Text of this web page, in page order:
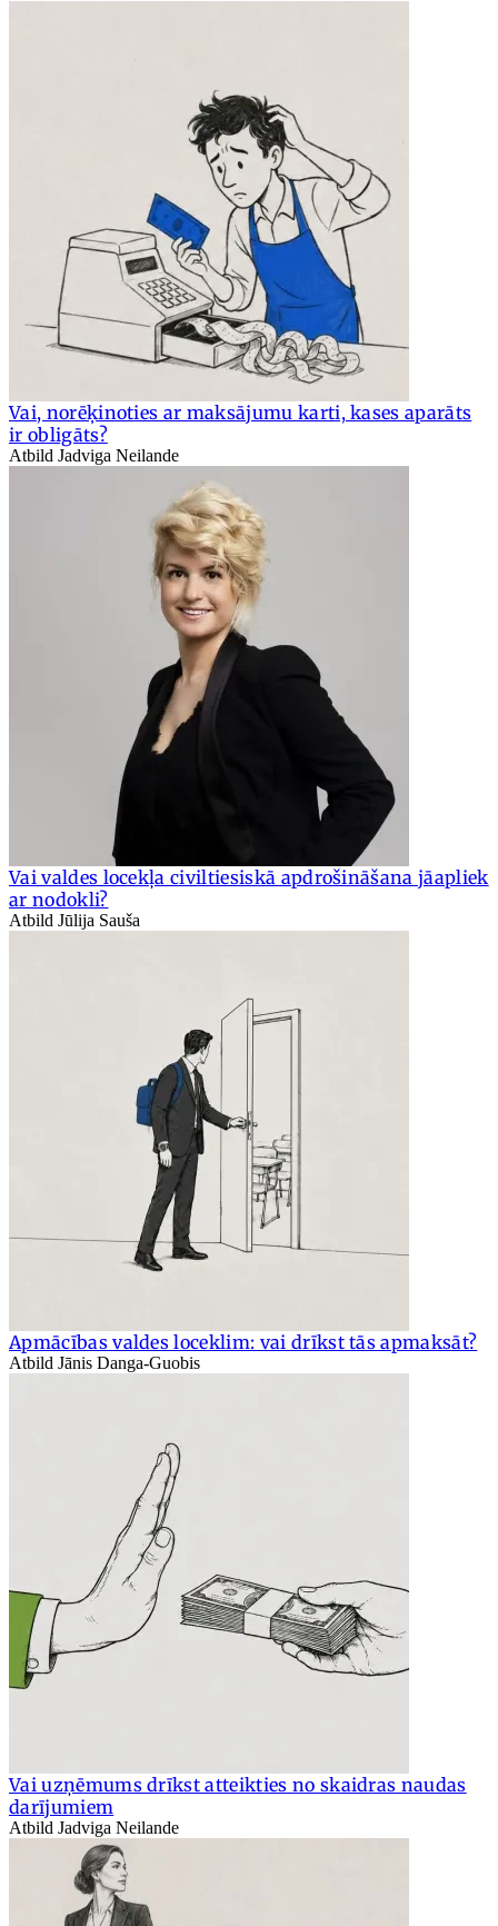
Vai, norēķinoties ar maksājumu karti, kases aparāts
ir obligāts?
Atbild Jadviga Neilande
Vai valdes locekļa civiltiesiskā apdrošināšana jāapliek
ar nodokli?
Atbild Jūlija Sauša
Apmācības valdes loceklim: vai drīkst tās apmaksāt?
Atbild Jānis Danga-Guobis
Vai uzņēmums drīkst atteikties no skaidras naudas
darījumiem
Atbild Jadviga Neilande